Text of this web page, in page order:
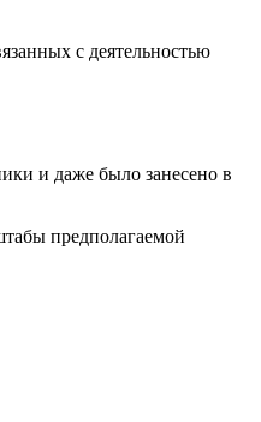
с деятельностью
и даже было занесено в
предполагаемой